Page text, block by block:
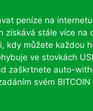
peníze na
získává stále více na
kdy můžete každou
ve stovkách
zaškrtnete auto-
svém